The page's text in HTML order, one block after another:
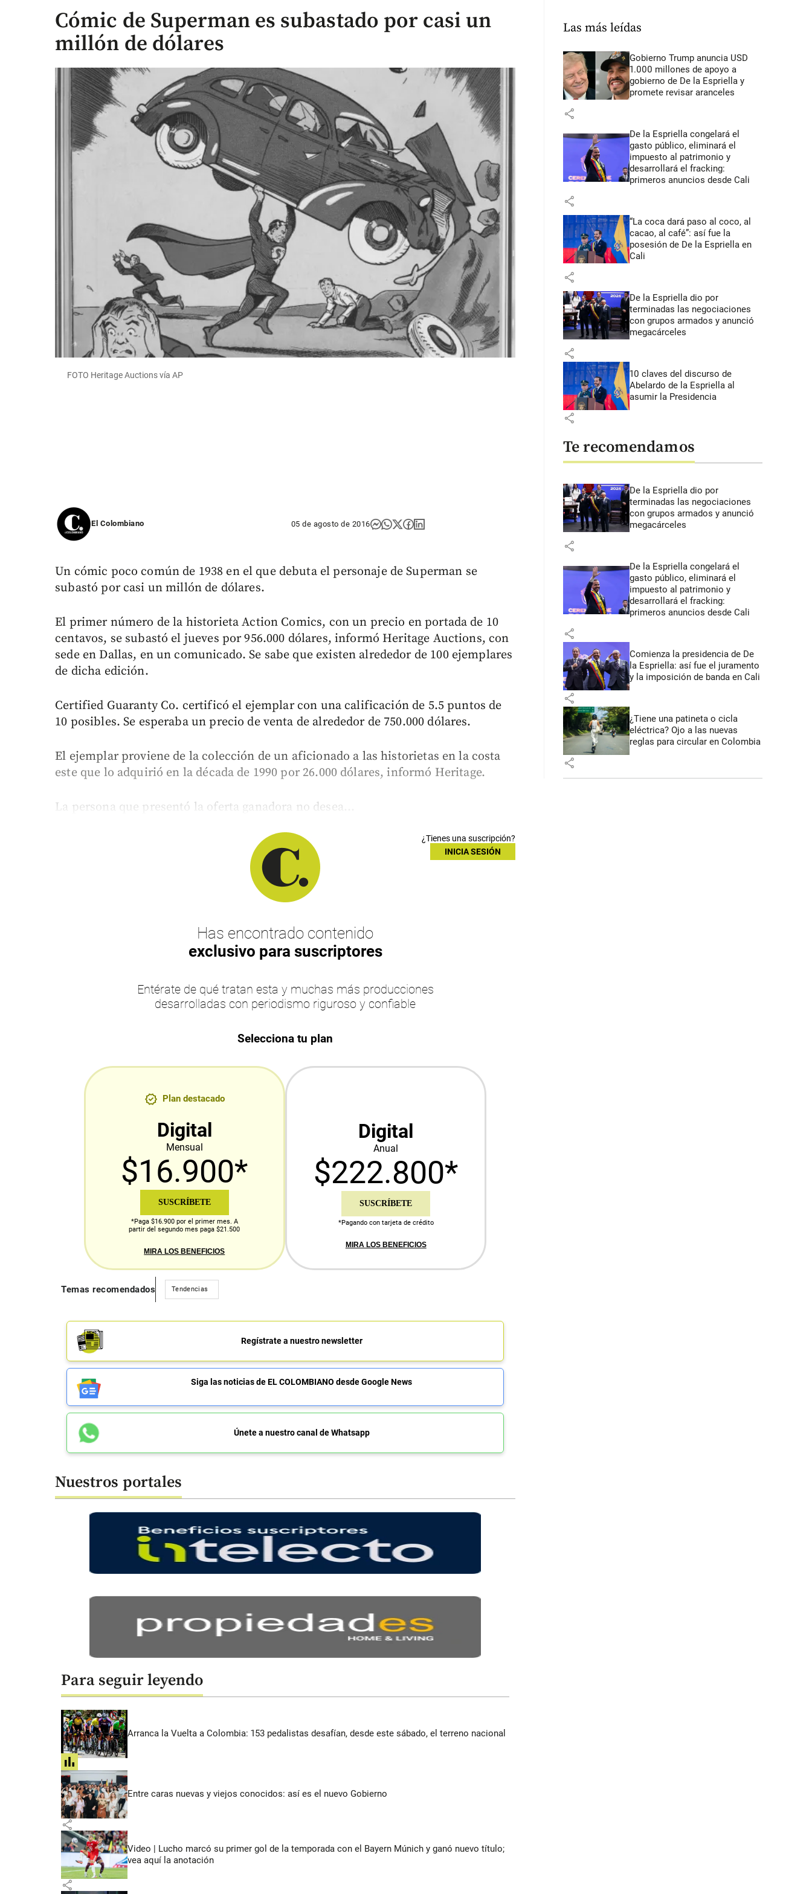
Cómic de Superman es subastado por casi un
millón de dólares
FOTO Heritage Auctions vía AP
El Colombiano 05 de agosto de 2016
Un cómic poco común de 1938 en el que debuta el personaje de Superman se
subastó por casi un millón de dólares.
El primer número de la historieta Action Comics, con un precio en portada de 10
centavos, se subastó el jueves por 956.000 dólares, informó Heritage Auctions, con
sede en Dallas, en un comunicado. Se sabe que existen alrededor de 100 ejemplares
de dicha edición.
Certified Guaranty Co. certificó el ejemplar con una calificación de 5.5 puntos de
10 posibles. Se esperaba un precio de venta de alrededor de 750.000 dólares.
El ejemplar proviene de la colección de un aficionado a las historietas en la costa
este que lo adquirió en la década de 1990 por 26.000 dólares, informó Heritage.
La persona que presentó la oferta ganadora no desea...
¿Tienes una suscripción?
INICIA SESIÓN
Has encontrado contenido
exclusivo para suscriptores
Entérate de qué tratan esta y muchas más producciones
desarrolladas con periodismo riguroso y confiable
Selecciona tu plan
Plan destacado
Digital
Mensual
$16.900*
SUSCRÍBETE
*Paga $16.900 por el primer mes. A
partir del segundo mes paga $21.500
MIRA LOS BENEFICIOS
Digital
Anual
$222.800*
SUSCRÍBETE
*Pagando con tarjeta de crédito
MIRA LOS BENEFICIOS
Temas recomendados Tendencias
Regístrate a nuestro newsletter
Siga las noticias de EL COLOMBIANO desde Google News
Únete a nuestro canal de Whatsapp
Nuestros portales
Para seguir leyendo
Arranca la Vuelta a Colombia: 153 pedalistas desafían, desde este sábado, el terreno nacional
share
Entre caras nuevas y viejos conocidos: así es el nuevo Gobierno
share
Video | Lucho marcó su primer gol de la temporada con el Bayern Múnich y ganó nuevo título;
vea aquí la anotación
share
Las más leídas
Gobierno Trump anuncia USD
1.000 millones de apoyo a
gobierno de De la Espriella y
promete revisar aranceles
share
De la Espriella congelará el
gasto público, eliminará el
impuesto al patrimonio y
desarrollará el fracking:
primeros anuncios desde Cali
share
“La coca dará paso al coco, al
cacao, al café”: así fue la
posesión de De la Espriella en
Cali
share
De la Espriella dio por
terminadas las negociaciones
con grupos armados y anunció
megacárceles
share
10 claves del discurso de
Abelardo de la Espriella al
asumir la Presidencia
share
Te recomendamos
De la Espriella dio por
terminadas las negociaciones
con grupos armados y anunció
megacárceles
share
De la Espriella congelará el
gasto público, eliminará el
impuesto al patrimonio y
desarrollará el fracking:
primeros anuncios desde Cali
share
Comienza la presidencia de De
la Espriella: así fue el juramento
y la imposición de banda en Cali
share
¿Tiene una patineta o cicla
eléctrica? Ojo a las nuevas
reglas para circular en Colombia
share